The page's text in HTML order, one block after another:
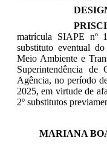
matrícula SIAPE nº
substituto eventual
Meio Ambiente e
Superintendência de
Agência, no período
2025, em virtude de
2º substitutos
MARIANA